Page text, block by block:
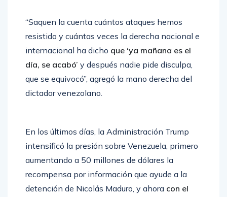
“Saquen la cuenta cuántos ataques hemos
resistido y cuántas veces la derecha nacional e
internacional ha dicho que ‘ya mañana es el
día, se acabó’ y después nadie pide disculpa,
que se equivocó”, agregó la mano derecha del
dictador venezolano.
En los últimos días, la Administración Trump
intensificó la presión sobre Venezuela, primero
aumentando a 50 millones de dólares la
recompensa por información que ayude a la
detención de Nicolás Maduro, y ahora con el